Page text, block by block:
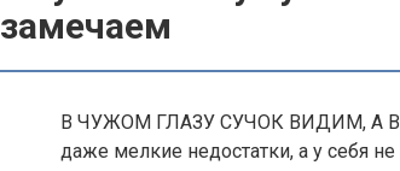
замечаем
В ЧУЖОМ ГЛАЗУ СУЧОК ВИДИМ, А В
даже мелкие недостатки, а у себя